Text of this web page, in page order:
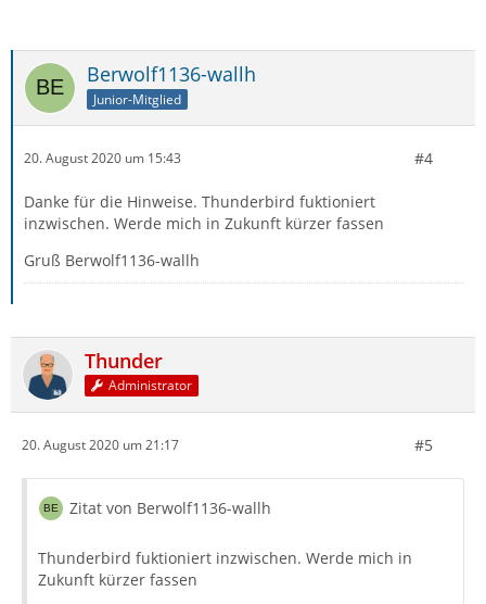
Berwolf1136-wallh
Junior-Mitglied
20. August 2020 um 15:43 #4
Danke für die Hinweise. Thunderbird fuktioniert
inzwischen. Werde mich in Zukunft kürzer fassen
Gruß Berwolf1136-wallh
Thunder
Administrator
20. August 2020 um 21:17 #5
Zitat von Berwolf1136-wallh
Thunderbird fuktioniert inzwischen. Werde mich in
Zukunft kürzer fassen